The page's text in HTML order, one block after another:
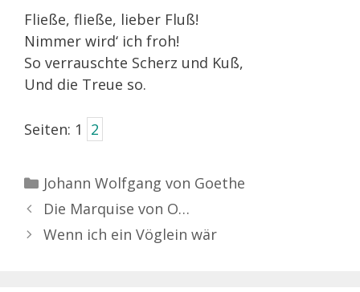
Fließe, fließe, lieber Fluß!
Nimmer wird‘ ich froh!
So verrauschte Scherz und Kuß,
Und die Treue so.
Seiten: 1 2
Kategorien
Johann Wolfgang von Goethe
Die Marquise von O…
Wenn ich ein Vöglein wär